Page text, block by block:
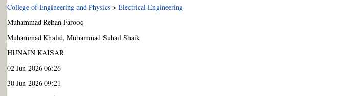
College of Engineering and Physics> Electrical Engineering
Muhammad Rehan Farooq
Muhammad Khalid, Muhammad Suhail Shaik
HUNAIN KAISAR
02 Jun 2026 06:26
30 Jun 2026 09:21